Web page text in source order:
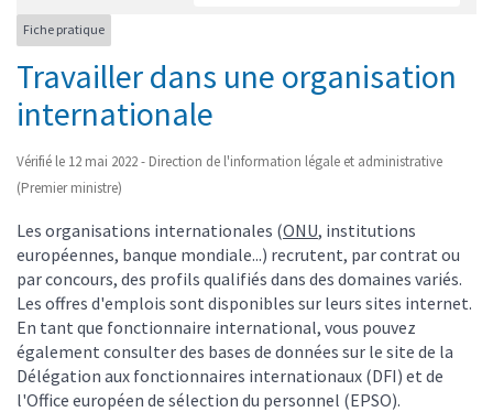
Fiche pratique
Travailler dans une organisation
internationale
Vérifié le 12 mai 2022 - Direction de l'information légale et administrative
(Premier ministre)
Les organisations internationales (ONU, institutions
européennes, banque mondiale...) recrutent, par contrat ou
par concours, des profils qualifiés dans des domaines variés.
Les offres d'emplois sont disponibles sur leurs sites internet.
En tant que fonctionnaire international, vous pouvez
également consulter des bases de données sur le site de la
Délégation aux fonctionnaires internationaux (DFI) et de
l'Office européen de sélection du personnel (EPSO).